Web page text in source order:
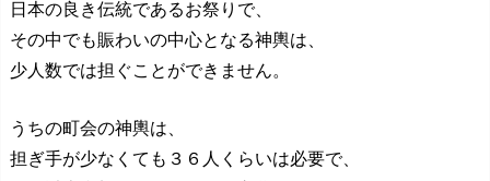
日本の良き伝統であるお祭りで、
その中でも賑わいの中心となる神輿は、
少人数では担ぐことができません。
うちの町会の神輿は、
担ぎ手が少なくても３６人くらいは必要で、